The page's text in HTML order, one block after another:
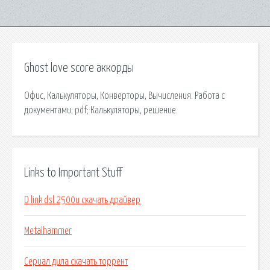
Ghost love score аккорды
Офис, Калькуляторы, Конверторы, Вычисления. Работа с
документами; pdf; Калькуляторы, решение.
Links to Important Stuff
D link dsl 2500u скачать драйвер
Metalhammer
Сериал дила скачать торрент